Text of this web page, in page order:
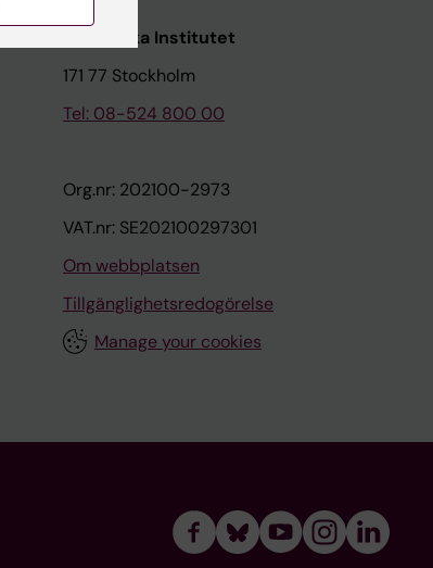
Karolinska Institutet
171 77 Stockholm
Tel: 08-524 800 00
Org.nr: 202100-2973
VAT.nr: SE202100297301
Om webbplatsen
Tillgänglighetsredogörelse
Manage your cookies